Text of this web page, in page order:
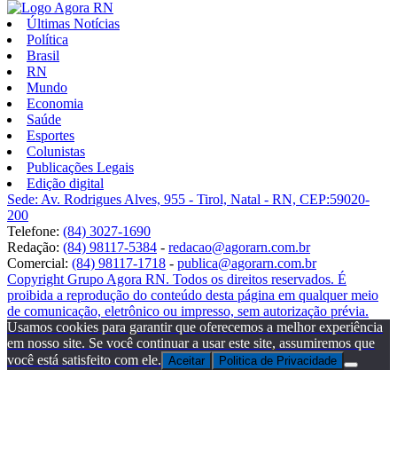
Últimas Notícias
Política
Brasil
RN
Mundo
Economia
Saúde
Esportes
Colunistas
Publicações Legais
Edição digital
Sede: Av. Rodrigues Alves, 955 - Tirol, Natal - RN, CEP:59020-
200
Telefone: (84) 3027-1690
Redação: (84) 98117-5384 - redacao@agorarn.com.br
Comercial: (84) 98117-1718 - publica@agorarn.com.br
Copyright Grupo Agora RN. Todos os direitos reservados. É
proibida a reprodução do conteúdo desta página em qualquer meio
de comunicação, eletrônico ou impresso, sem autorização prévia.
Usamos cookies para garantir que oferecemos a melhor experiência
em nosso site. Se você continuar a usar este site, assumiremos que
você está satisfeito com ele. Aceitar Politica de Privacidade